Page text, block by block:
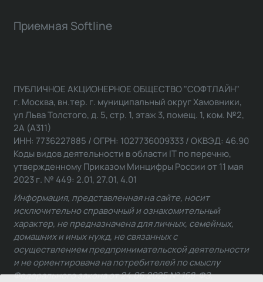
Приемная Softline
ПУБЛИЧНОЕ АКЦИОНЕРНОЕ ОБЩЕСТВО "СОФТЛАЙН"
г. Москва, вн.тер. г. муниципальный округ Хамовники,
ул Льва Толстого, д. 5, стр. 1, этаж 3, помещ. 1, ком. №2,
2А (А311)
ИНН: 7736227885 / ОГРН: 1027736009333 / ОКВЭД: 46.90
Коды видов деятельности в области IT по перечню,
утвержденному Приказом Минцифры России от 11 мая
2023 г. № 449: 2.01, 27.01, 4.01
Информация, представленная на сайте, носит
исключительно справочный и ознакомительный
характер, не предназначена для личных, семейных,
домашних и иных нужд, не связанных с
осуществлением предпринимательской деятельности
и не ориентирована на потребителей по смыслу
Федерального закона от 24.06.2025 № 168-ФЗ.